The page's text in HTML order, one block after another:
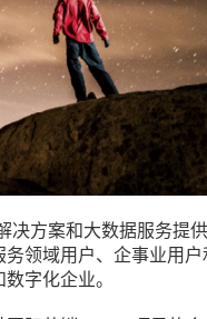
决方案和大数据服务提
领域用户、企事业用
字化企业。